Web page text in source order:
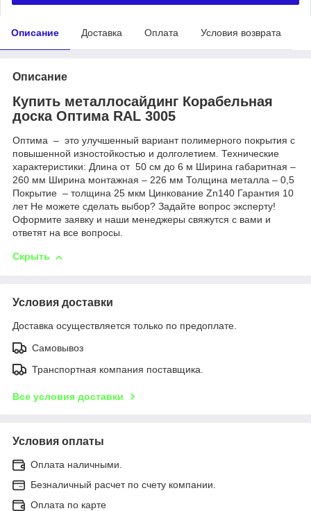
Описание Доставка Оплата Условия возврата
Описание
Купить металлосайдинг Корабельная
доска Оптима RAL 3005
Оптима – это улучшенный вариант полимерного покрытия с
повышенной изностойкостью и долголетием. Технические
характеристики: Длина от 50 см до 6 м Ширина габаритная –
260 мм Ширина монтажная – 226 мм Толщина металла – 0,5
Покрытие – толщина 25 мкм Цинкование Zn140 Гарантия 10
лет Не можете сделать выбор? Задайте вопрос эксперту!
Оформите заявку и наши менеджеры свяжутся с вами и
ответят на все вопросы.
Скрыть
Условия доставки
Доставка осуществляется только по предоплате.
Самовывоз
Транспортная компания поставщика.
Все условия доставки
Условия оплаты
Оплата наличными.
Безналичный расчет по счету компании.
Оплата по карте